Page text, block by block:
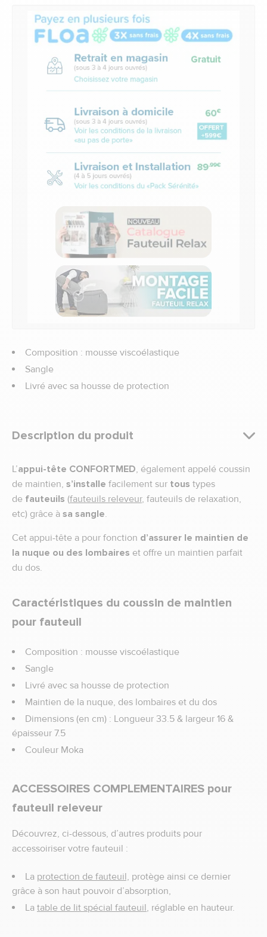
Composition : mousse viscoélastique
Sangle
Livré avec sa housse de protection
Description du produit
L’appui-tête CONFORTMED, également appelé coussin
de maintien, s’installe facilement sur tous types
de fauteuils (fauteuils releveur, fauteuils de relaxation,
etc) grâce à sa sangle.
Cet appui-tête a pour fonction d’assurer le maintien de
la nuque ou des lombaires et offre un maintien parfait
du dos.
Caractéristiques du coussin de maintien
pour fauteuil
Composition : mousse viscoélastique
Sangle
Livré avec sa housse de protection
Maintien de la nuque, des lombaires et du dos
Dimensions (en cm) : Longueur 33.5 & largeur 16 &
épaisseur 7.5
Couleur Moka
ACCESSOIRES COMPLEMENTAIRES pour
fauteuil releveur
Découvrez, ci-dessous, d’autres produits pour
accessoiriser votre fauteuil :
La protection de fauteuil, protège ainsi ce dernier
grâce à son haut pouvoir d’absorption,
La table de lit spécial fauteuil, réglable en hauteur.